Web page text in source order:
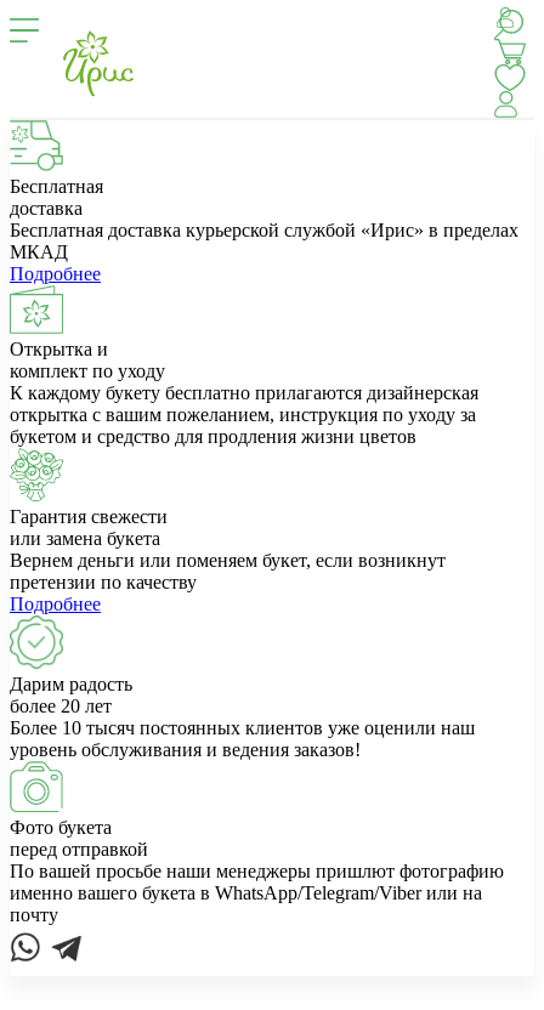
Бесплатная
доставка
Бесплатная доставка курьерской службой «Ирис» в пределах
МКАД
Подробнее
Открытка и
комплект по уходу
К каждому букету бесплатно прилагаются дизайнерская
открытка с вашим пожеланием, инструкция по уходу за
букетом и средство для продления жизни цветов
Гарантия свежести
или замена букета
Вернем деньги или поменяем букет, если возникнут
претензии по качеству
Подробнее
Дарим радость
более 20 лет
Более 10 тысяч постоянных клиентов уже оценили наш
уровень обслуживания и ведения заказов!
Фото букета
перед отправкой
По вашей просьбе наши менеджеры пришлют фотографию
именно вашего букета в WhatsApp/Telegram/Viber или на
почту